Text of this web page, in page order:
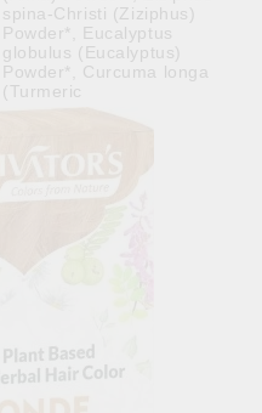
spina-Christi (Ziziphus)
Powder*, Eucalyptus
globulus (Eucalyptus)
Powder*, Curcuma longa
(Turmeric